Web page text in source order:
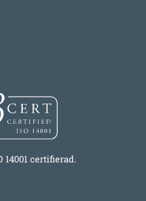
14001 certifierad.